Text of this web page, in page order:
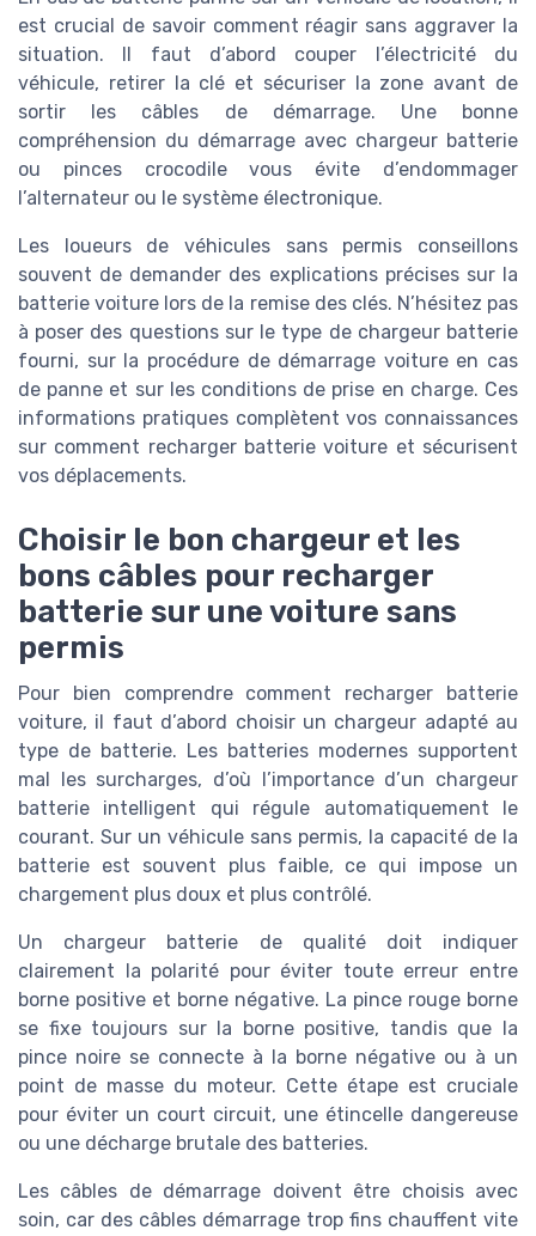
est crucial de savoir comment réagir sans aggraver la
situation. Il faut d’abord couper l’électricité du
véhicule, retirer la clé et sécuriser la zone avant de
sortir les câbles de démarrage. Une bonne
compréhension du démarrage avec chargeur batterie
ou pinces crocodile vous évite d’endommager
l’alternateur ou le système électronique.
Les loueurs de véhicules sans permis conseillons
souvent de demander des explications précises sur la
batterie voiture lors de la remise des clés. N’hésitez pas
à poser des questions sur le type de chargeur batterie
fourni, sur la procédure de démarrage voiture en cas
de panne et sur les conditions de prise en charge. Ces
informations pratiques complètent vos connaissances
sur comment recharger batterie voiture et sécurisent
vos déplacements.
Choisir le bon chargeur et les
bons câbles pour recharger
batterie sur une voiture sans
permis
Pour bien comprendre comment recharger batterie
voiture, il faut d’abord choisir un chargeur adapté au
type de batterie. Les batteries modernes supportent
mal les surcharges, d’où l’importance d’un chargeur
batterie intelligent qui régule automatiquement le
courant. Sur un véhicule sans permis, la capacité de la
batterie est souvent plus faible, ce qui impose un
chargement plus doux et plus contrôlé.
Un chargeur batterie de qualité doit indiquer
clairement la polarité pour éviter toute erreur entre
borne positive et borne négative. La pince rouge borne
se fixe toujours sur la borne positive, tandis que la
pince noire se connecte à la borne négative ou à un
point de masse du moteur. Cette étape est cruciale
pour éviter un court circuit, une étincelle dangereuse
ou une décharge brutale des batteries.
Les câbles de démarrage doivent être choisis avec
soin, car des câbles démarrage trop fins chauffent vite